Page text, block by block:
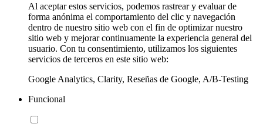
Al aceptar estos servicios, podemos rastrear y evaluar de
forma anónima el comportamiento del clic y navegación
dentro de nuestro sitio web con el fin de optimizar nuestro
sitio web y mejorar continuamente la experiencia general del
usuario. Con tu consentimiento, utilizamos los siguientes
servicios de terceros en este sitio web:
Google Analytics, Clarity, Reseñas de Google, A/B-Testing
Funcional